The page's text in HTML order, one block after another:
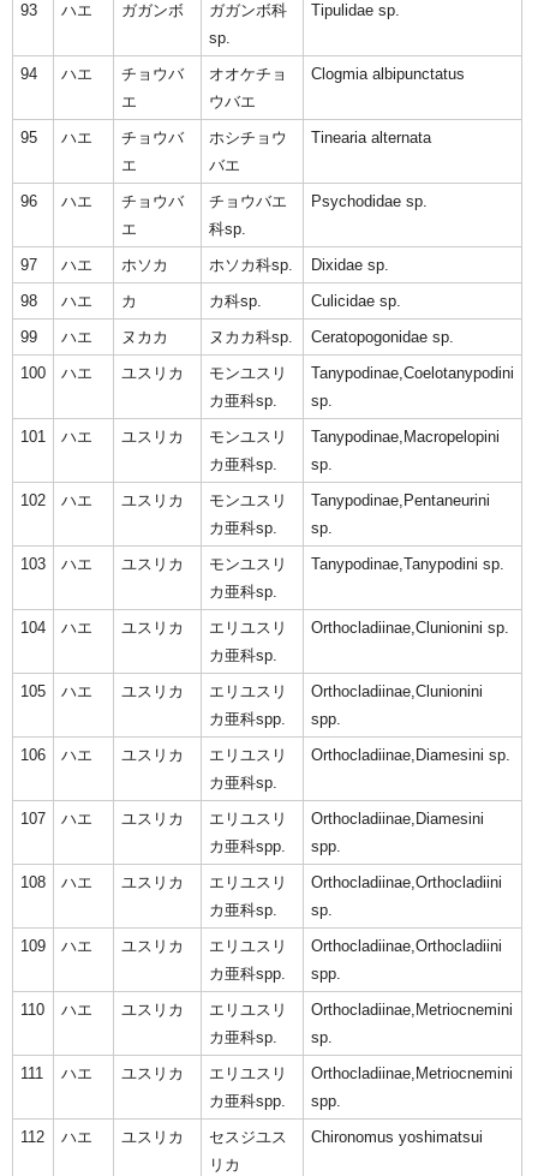
93 ハエ ガガンボ
ガガンボ科
sp.
Tipulidae sp.
94 ハエ
チョウバ
エ
オオケチョ
ウバエ
Clogmia albipunctatus
95 ハエ
チョウバ
エ
ホシチョウ
バエ
Tinearia alternata
96 ハエ
チョウバ
エ
チョウバエ
科sp.
Psychodidae sp.
97 ハエ ホソカ ホソカ科sp.
Dixidae sp.
98
ハエ カ カ科sp.
Culicidae sp.
99
ハエ ヌカカ ヌカカ科sp.
Ceratopogonidae sp.
100
ハエ ユスリカ
モンユスリ
カ亜科sp.
Tanypodinae,Coelotanypodini
sp.
101
ハエ ユスリカ
モンユスリ
カ亜科sp.
Tanypodinae,Macropelopini
sp.
102
ハエ ユスリカ
モンユスリ
カ亜科sp.
Tanypodinae,Pentaneurini
sp.
103
ハエ ユスリカ
モンユスリ
カ亜科sp.
Tanypodinae,Tanypodini sp.
104 ハエ ユスリカ
エリユスリ
カ亜科sp.
Orthocladiinae,Clunionini sp.
105 ハエ ユスリカ
エリユスリ
カ亜科spp.
Orthocladiinae,Clunionini
spp.
106
ハエ ユスリカ
エリユスリ
カ亜科sp.
Orthocladiinae,Diamesini sp.
107 ハエ ユスリカ
エリユスリ
カ亜科spp.
Orthocladiinae,Diamesini
spp.
108
ハエ ユスリカ
エリユスリ
カ亜科sp.
Orthocladiinae,Orthocladiini
sp.
109
ハエ ユスリカ
エリユスリ
カ亜科spp.
Orthocladiinae,Orthocladiini
spp.
110
ハエ ユスリカ
エリユスリ
カ亜科sp.
Orthocladiinae,Metriocnemini
sp.
111
ハエ ユスリカ
エリユスリ
カ亜科spp.
Orthocladiinae,Metriocnemini
spp.
112
ハエ ユスリカ
セスジユス
リカ
Chironomus yoshimatsui